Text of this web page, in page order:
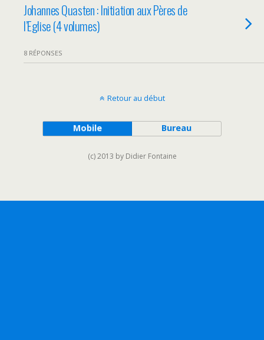
Johannes Quasten : Initiation aux Pères de
l’Eglise (4 volumes)
8 RÉPONSES
Retour au début
Mobile Bureau
(c) 2013 by Didier Fontaine